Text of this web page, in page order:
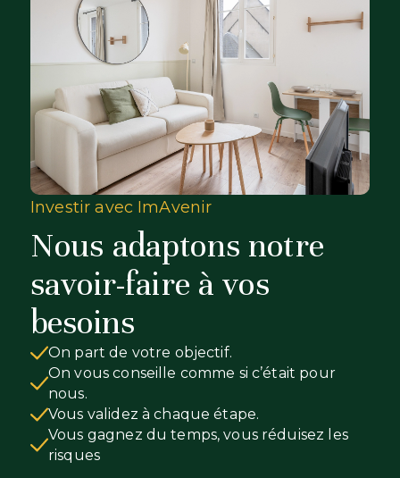
Investir avec ImAvenir
Nous adaptons notre
savoir-faire à vos
besoins
On part de votre objectif.
On vous conseille comme si c’était pour
nous.
Vous validez à chaque étape.
Vous gagnez du temps, vous réduisez les
risques